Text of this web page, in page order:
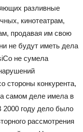
разливные
кинотеатрам,
продавая им свою
не будут иметь дела
не сумела
стороны конкурента,
самом деле имела в
2000 году дело было
рассмотрения